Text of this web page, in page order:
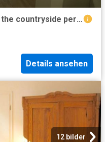
Fully furnished 3 room flat in the countryside perfect combination of nature and city connections
Details ansehen
12 bilder